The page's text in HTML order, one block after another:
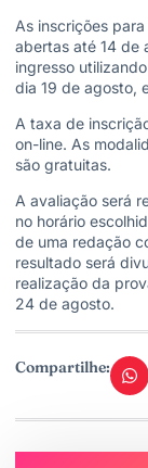
As inscrições
abertas até 14 de
ingresso
dia 19 de agosto,
A taxa de
on-line. As
são gratuitas.
A avaliação será
no horário
de uma redação
resultado será
realização da
24 de agosto.
Compartilhe: